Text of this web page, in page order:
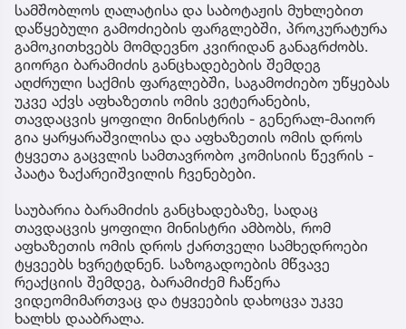
სამშობლოს ღალატისა და საბოტაჟის მუხლებით
დაწყებული გამოძიების ფარგლებში, პროკურატურა
გამოკითხვებს მომდევნო კვირიდან განაგრძობს.
გიორგი ბარამიძის განცხადებების შემდეგ
აღძრული საქმის ფარგლებში, საგამოძიებო უწყებას
უკვე აქვს აფხაზეთის ომის ვეტერანების,
თავდაცვის ყოფილი მინისტრის - გენერალ-მაიორ
გია ყარყარაშვილისა და აფხაზეთის ომის დროს
ტყვეთა გაცვლის სამთავრობო კომისიის წევრის -
პაატა ზაქარეიშვილის ჩვენებები.
საუბარია ბარამიძის განცხადებაზე, სადაც
თავდაცვის ყოფილი მინისტრი ამბობს, რომ
აფხაზეთის ომის დროს ქართველი სამხედროები
ტყვეებს ხვრეტდნენ. საზოგადოების მწვავე
რეაქციის შემდეგ, ბარამიძემ ჩაწერა
ვიდეომიმართვაც და ტყვეების დახოცვა უკვე
ხალხს დააბრალა.